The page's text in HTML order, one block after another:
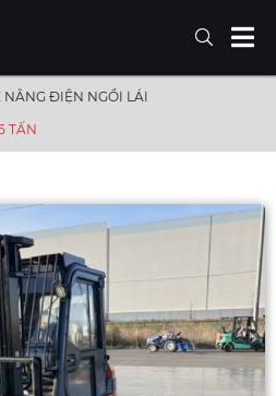
NÂNG ĐIỆN NGỒI LÁI
TẤN